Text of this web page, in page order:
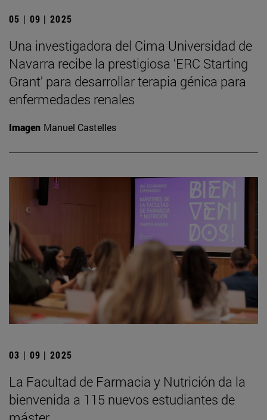
05 | 09 | 2025
Una investigadora del Cima Universidad de
Navarra recibe la prestigiosa ‘ERC Starting
Grant’ para desarrollar terapia génica para
enfermedades renales
Imagen Manuel Castelles
03 | 09 | 2025
La Facultad de Farmacia y Nutrición da la
bienvenida a 115 nuevos estudiantes de